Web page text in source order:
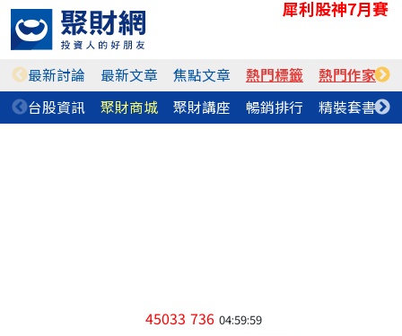
犀利股神7月賽
最新討論 最新文章 焦點文章 熱門標籤 熱門作家
台股資訊
聚財商城 聚財講座 暢銷排行 精裝套書
45033 736 04:59:59